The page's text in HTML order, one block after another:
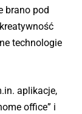
brano pod
technologie
aplikacje,
office” i